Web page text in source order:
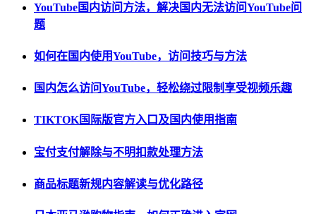
YouTube国内访问方法，解决国内无法访问YouTube问
题
如何在国内使用YouTube，访问技巧与方法
国内怎么访问YouTube，轻松绕过限制享受视频乐趣
TIKTOK国际版官方入口及国内使用指南
宝付支付解除与不明扣款处理方法
商品标题新规内容解读与优化路径